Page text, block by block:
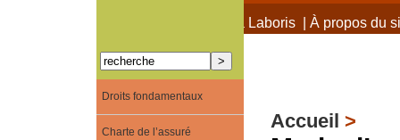
À propos de Terra Laboris| À propos du
Accueil >
Droits fondamentaux
Charte de l’assuré